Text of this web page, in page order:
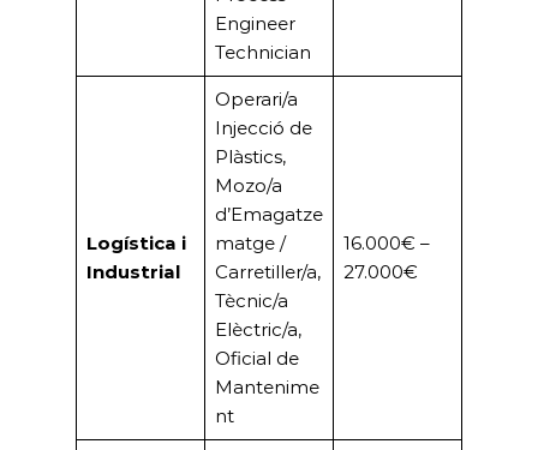
Operari/a
Injecció de
Plàstics,
Mozo/a
d’Emagatze
matge /
Carretiller/a,
Tècnic/a
Elèctric/a,
Oficial de
Mantenime
nt
Store
Manager
(Kiabi),